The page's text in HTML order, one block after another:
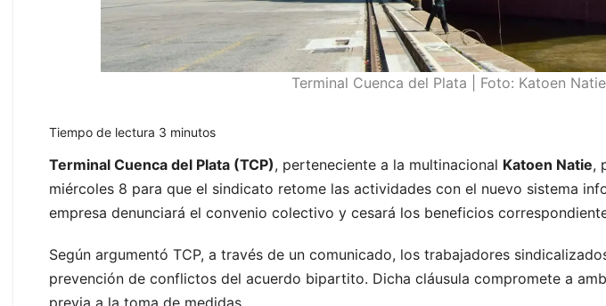
Terminal Cuenca del Plata | Foto: Katoen Natie
Tiempo de lectura 3 minutos
Terminal Cuenca del Plata (TCP), perteneciente a la multinacional Katoen Natie,
miércoles 8 para que el sindicato retome las actividades con el nuevo sistema
empresa denunciará el convenio colectivo y cesará los beneficios
Según argumentó TCP, a través de un comunicado, los trabajadores
prevención de conflictos del acuerdo bipartito. Dicha cláusula compromete a
previa a la toma de medidas.